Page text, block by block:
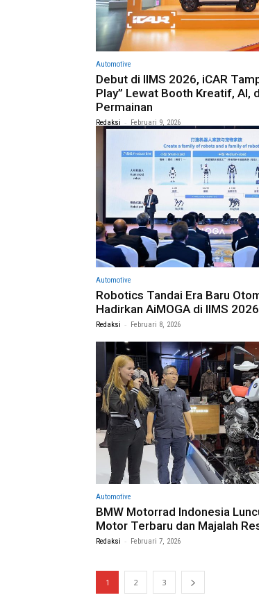
Automotive
Debut di IIMS 2026, iCAR
Play” Lewat Booth Kreatif, AI,
Permainan
Redaksi - Februari 9, 2026
Automotive
Robotics Tandai Era Baru
Hadirkan AiMOGA di IIMS 2026
Redaksi - Februari 8, 2026
Automotive
BMW Motorrad Indonesia
Motor Terbaru dan Majalah
Redaksi - Februari 7, 2026
1 2 3